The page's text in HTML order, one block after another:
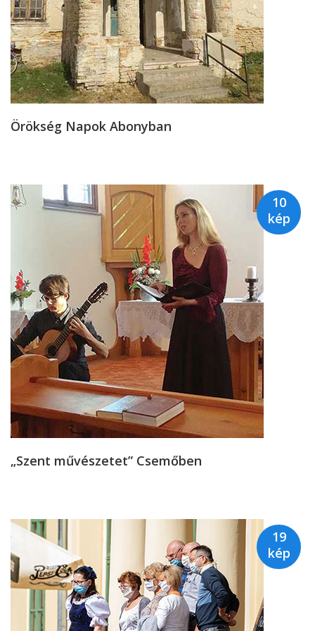
Örökség Napok Abonyban
„Szent művészetet” Csemőben
10
kép
19
kép